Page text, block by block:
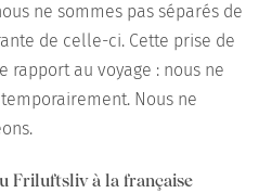
ne sommes pas séparés de
de celle-ci. Cette prise de
rapport au voyage : nous ne
Nous ne
Friluftsliv à la française